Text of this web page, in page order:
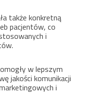
także konkretną
pacjentów, co
i
w lepszym
jakości komunikacji
i